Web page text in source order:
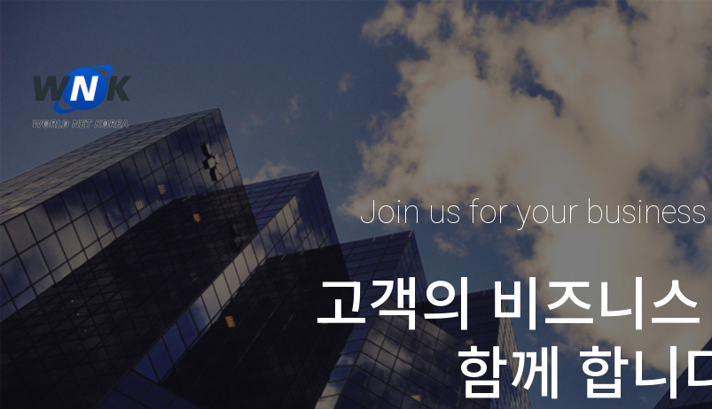
Join us for your
고객의 비즈니
함께 합니
Wish your business
고객의 비즈니
기원합니